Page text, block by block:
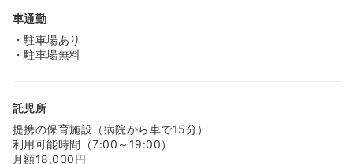
車通勤
・駐車場あり
・駐車場無料
託児所
提携の保育施設（病院から車で15分）
利用可能時間（7:00～19:00）
月額18,000円